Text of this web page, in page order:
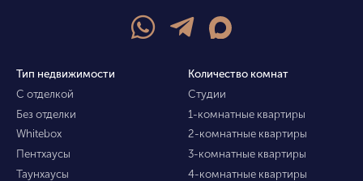
Тип недвижимости
С отделкой
Без отделки
Whitebox
Пентхаусы
Таунхаусы
Количество комнат
Студии
1-комнатные квартиры
2-комнатные квартиры
3-комнатные квартиры
4-комнатные квартиры